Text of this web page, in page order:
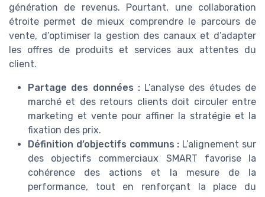
génération de revenus. Pourtant, une collaboration
étroite permet de mieux comprendre le parcours de
vente, d’optimiser la gestion des canaux et d’adapter
les offres de produits et services aux attentes du
client.
Partage des données :L’analyse des études de
marché et des retours clients doit circuler entre
marketing et vente pour affiner la stratégie et la
fixation des prix.
Définition d’objectifs communs : L’alignement sur
des objectifs commerciaux SMART favorise la
cohérence des actions et la mesure de la
performance, tout en renforçant la place du